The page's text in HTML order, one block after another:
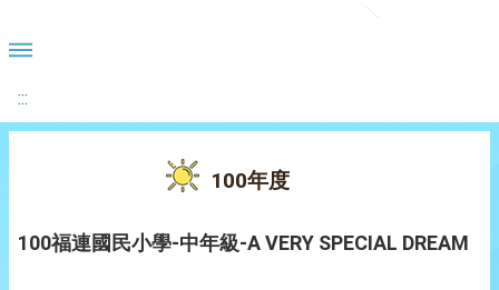
:::
100年度
100福連國民小學-中年級-A VERY SPECIAL DREAM